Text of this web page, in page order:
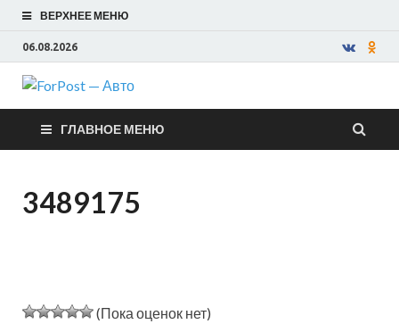
ВЕРХНЕЕ МЕНЮ
06.08.2026
ForPost —
Авто
ГЛАВНОЕ МЕНЮ
3489175
(Пока оценок нет)